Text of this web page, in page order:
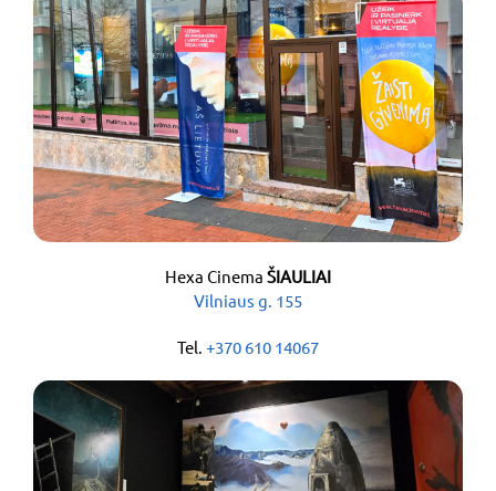
Hexa Cinema ŠIAULIAI
Vilniaus g. 155
Tel. +370 610 14067